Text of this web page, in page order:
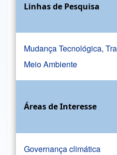
Linhas de Pesquisa
Mudança Tecnológica,
Meio Ambiente
Áreas de Interesse
Governança climática